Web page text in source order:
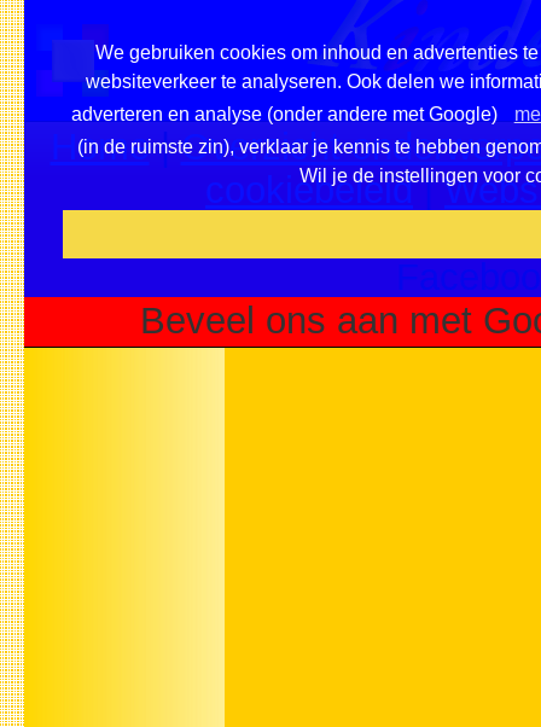
We gebruiken cookies om inhoud en advertenties
websiteverkeer te analyseren. Ook delen we
adverteren en analyse (onder andere met Google)
(in de ruimste zin), verklaar je kennis te hebben
Wil je de instellingen voor
Home|Overzicht
cookiebeleid|
Beveel ons aan met